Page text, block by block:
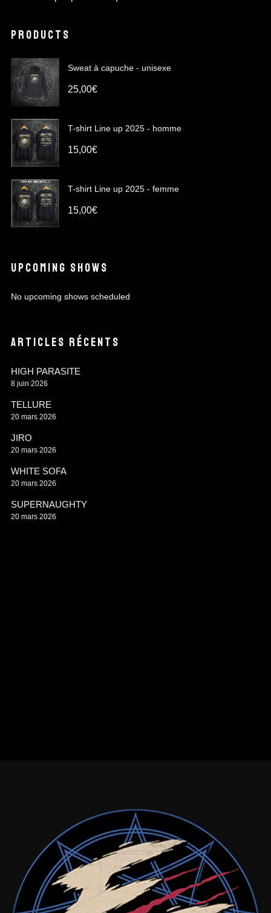
PRODUCTS
Sweat à capuche - unisexe
25,00€
T-shirt Line up 2025 - homme
15,00€
T-shirt Line up 2025 - femme
15,00€
UPCOMING SHOWS
No upcoming shows scheduled
ARTICLES RÉCENTS
HIGH PARASITE
8 juin 2026
TELLURE
20 mars 2026
JIRO
20 mars 2026
WHITE SOFA
20 mars 2026
SUPERNAUGHTY
20 mars 2026